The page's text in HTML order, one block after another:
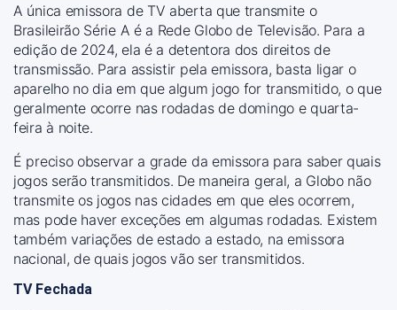
A única emissora de TV aberta que transmite o
Brasileirão Série A é a Rede Globo de Televisão. Para a
edição de 2024, ela é a detentora dos direitos de
transmissão. Para assistir pela emissora, basta ligar o
aparelho no dia em que algum jogo for transmitido, o que
geralmente ocorre nas rodadas de domingo e quarta-
feira à noite.
É preciso observar a grade da emissora para saber quais
jogos serão transmitidos. De maneira geral, a Globo não
transmite os jogos nas cidades em que eles ocorrem,
mas pode haver exceções em algumas rodadas. Existem
também variações de estado a estado, na emissora
nacional, de quais jogos vão ser transmitidos.
TV Fechada